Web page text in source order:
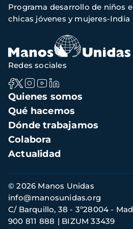
de
navegación
Programa desarrollo de niños
chicas jóvenes y mujeres-India
Navegación
principal
Quienes somos
Qué hacemos
Dónde trabajamos
Colabora
Actualidad
Redes sociales
Información
de
contacto
© 2026 Manos Unidas
C/ Barquillo, 38 - 3º28004 -
900 811 888
BIZUM 33439
info@manosunidas.org